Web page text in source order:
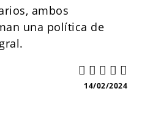
ambos
una política de
14/02/2024